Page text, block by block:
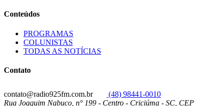
Conteúdos
PROGRAMAS
COLUNISTAS
TODAS AS NOTÍCIAS
Contato
contato@radio925fm.com.br
(48) 98441-0010
Rua Joaquim Nabuco, n° 199 - Centro - Criciúma - SC, CEP